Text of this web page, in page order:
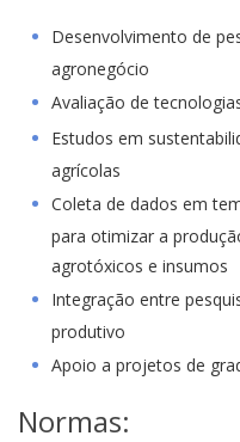
Desenvolvimento de
agronegócio
Avaliação de
Estudos em
agrícolas
Coleta de dados em
para otimizar a
agrotóxicos e insumos
Integração entre
produtivo
Apoio a projetos de
Normas: